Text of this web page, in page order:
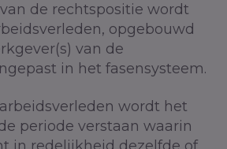
de rechtspositie wordt
opgebouwd
van de
in het fasensysteem.
wordt het
periode verstaan waarin